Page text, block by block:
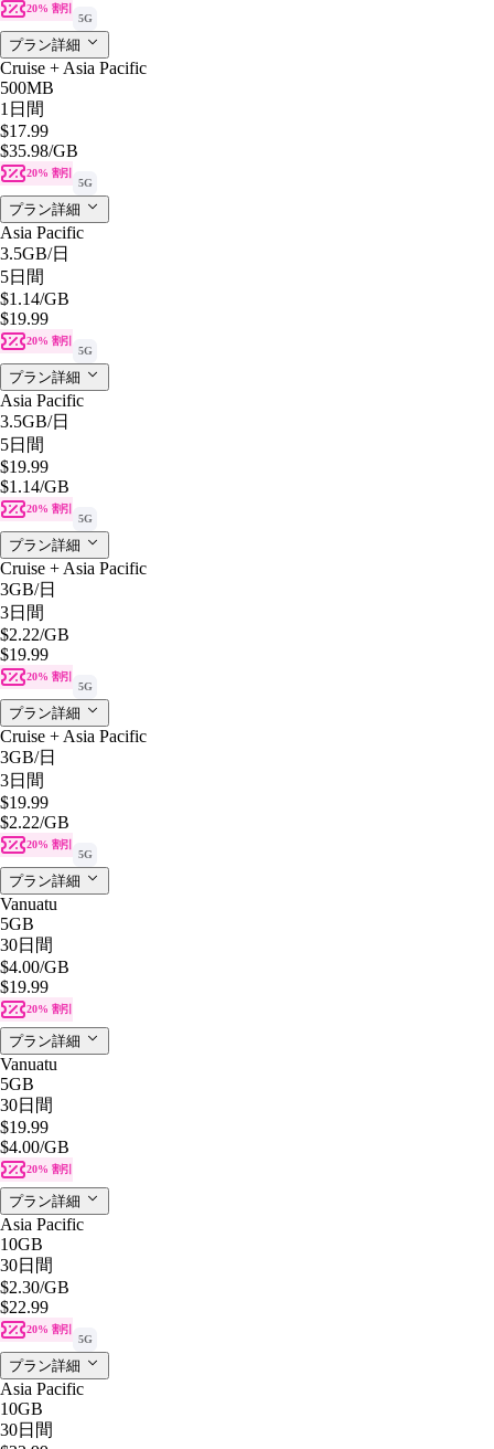
20% 割引
5G
プラン詳細
Cruise + Asia Pacific
500MB
1日間
$17.99
$35.98/GB
20% 割引
5G
プラン詳細
Asia Pacific
3.5GB/日
5日間
$1.14/GB
$19.99
20% 割引
5G
プラン詳細
Asia Pacific
3.5GB/日
5日間
$19.99
$1.14/GB
20% 割引
5G
プラン詳細
Cruise + Asia Pacific
3GB/日
3日間
$2.22/GB
$19.99
20% 割引
5G
プラン詳細
Cruise + Asia Pacific
3GB/日
3日間
$19.99
$2.22/GB
20% 割引
5G
プラン詳細
Vanuatu
5GB
30日間
$4.00/GB
$19.99
20% 割引
プラン詳細
Vanuatu
5GB
30日間
$19.99
$4.00/GB
20% 割引
プラン詳細
Asia Pacific
10GB
30日間
$2.30/GB
$22.99
20% 割引
5G
プラン詳細
Asia Pacific
10GB
30日間